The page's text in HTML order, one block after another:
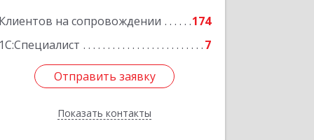
на сопровождении
174
7
Отправить заявку
Показать контакты
Подробнее
Отправить заявку
Назад